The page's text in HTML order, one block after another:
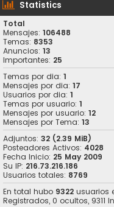
Statistics
Total
Mensajes: 106488
Temas: 8353
Anuncios: 13
Importantes: 25
Temas por dia: 1
Mensajes por dia: 17
Usuarios por dia: 1
Temas por usuario: 1
Mensajes por usuario: 12
Mensajes por Tema: 13
Adjuntos: 32 (2.39 MiB)
Posteadores Activos: 4028
Fecha Inicio: 25 May 2009
Su IP: 216.73.216.186
Usuarios totales: 8769
En total hubo 9322 usuarios
Registrados, 0 ocultos, 9311